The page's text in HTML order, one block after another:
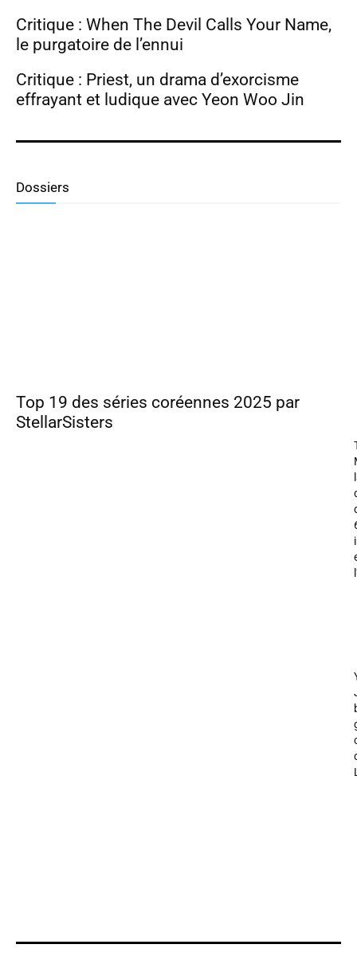
Critique : When The Devil Calls Your Name,
le purgatoire de l’ennui
Critique : Priest, un drama d’exorcisme
effrayant et ludique avec Yeon Woo Jin
Dossiers
Top 19 des séries coréennes 2025 par
StellarSisters